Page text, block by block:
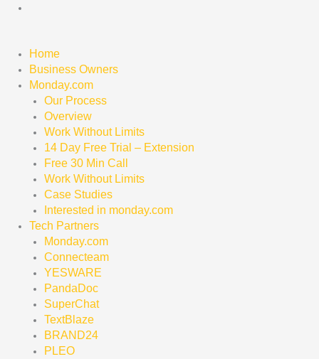
Skip
Home
Business Owners
Monday.com
Our Process
Overview
Work Without Limits
14 Day Free Trial – Extension
Free 30 Min Call
Work Without Limits
Case Studies
Interested in monday.com
Tech Partners
Monday.com
Connecteam
YESWARE
PandaDoc
SuperChat
TextBlaze
BRAND24
PLEO